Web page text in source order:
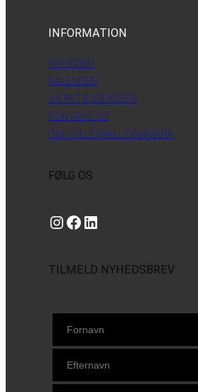
INFORMATION
NYHEDER
KALENDER
VÆRKTØJSKASSEN
KONTAKT OS
OM VOLLEYBALL DANMARK
FØLG OS
Instagram https://www.facebook.com/danishbeachvolleytour LinkedIn
TILMELD NYHEDSBREV